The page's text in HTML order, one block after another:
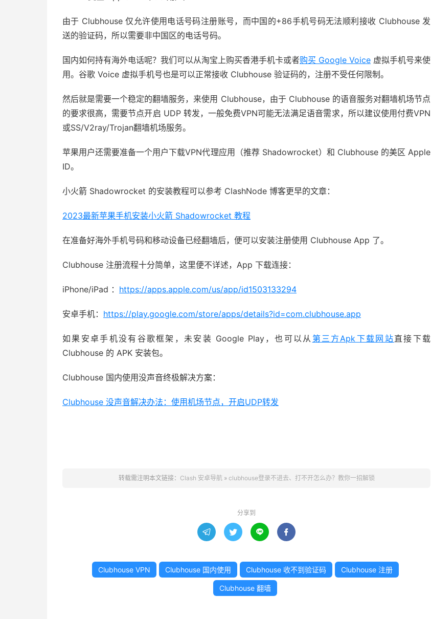
由于 Clubhouse 仅允许使用电话号码注册账号，而中国的+86手机号码无法顺利接收 Clubhouse 发
送的验证码，所以需要非中国区的电话号码。
国内如何持有海外电话呢？我们可以从淘宝上购买香港手机卡或者购买 Google Voice 虚拟手机号来使
用。谷歌 Voice 虚拟手机号也是可以正常接收 Clubhouse 验证码的，注册不受任何限制。
然后就是需要一个稳定的翻墙服务，来使用 Clubhouse，由于 Clubhouse 的语音服务对翻墙机场节点
的要求很高，需要节点开启 UDP 转发，一般免费VPN可能无法满足语音需求，所以建议使用付费VPN
或SS/V2ray/Trojan翻墙机场服务。
苹果用户还需要准备一个用户下载VPN代理应用（推荐 Shadowrocket）和 Clubhouse 的美区 Apple
ID。
小火箭 Shadowrocket 的安装教程可以参考 ClashNode 博客更早的文章：
2023最新苹果手机安装小火箭 Shadowrocket 教程
在准备好海外手机号码和移动设备已经翻墙后，便可以安装注册使用 Clubhouse App 了。
Clubhouse 注册流程十分简单，这里便不详述，App 下载连接：
iPhone/iPad ： https://apps.apple.com/us/app/id1503133294
安卓手机： https://play.google.com/store/apps/details?id=com.clubhouse.app
如果安卓手机没有谷歌框架，未安装 Google Play，也可以从 第三方Apk下载网站直接下载
Clubhouse 的 APK 安装包。
Clubhouse 国内使用没声音终极解决方案：
Clubhouse 没声音解决办法：使用机场节点，开启UDP转发
转载需注明本文链接： Clash 安卓导航» clubhouse登录不进去、打不开怎么办？教你一招解锁
分享到
   
Clubhouse VPN Clubhouse 国内使用 Clubhouse 收不到验证码 Clubhouse 注册
Clubhouse 翻墙